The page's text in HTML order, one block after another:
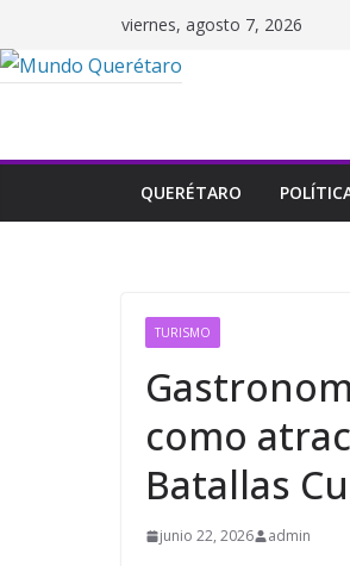
al
contenido
viernes, agosto 7, 2026
QUERÉTARO
TURISMO
como
Batallas
junio 22, 2026 admin